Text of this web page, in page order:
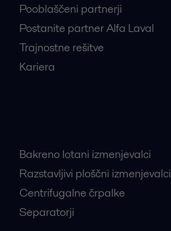
Pooblaščeni partnerji
Postanite partner Alfa Laval
Trajnostne rešitve
Kariera
Bakreno lotani izmenjevalci
Razstavljivi ploščni izmenjevalci
Centrifugalne črpalke
Separatorji